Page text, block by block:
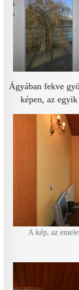
Ágyában fekve
képen, az
A kép, az